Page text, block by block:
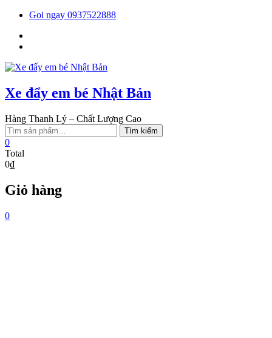
Skip
content
Gọi ngay 0937522888
Xe đẩy em bé Nhật Bản
Hàng Thanh Lý – Chất Lượng Cao
Tìm
kiếm:
Tìm kiếm
0
Total
0₫
Giỏ hàng
0